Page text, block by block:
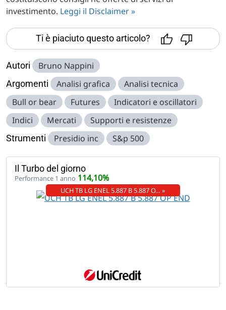
investimento. Leggi il Disclaimer »
Ti è piaciuto questo articolo?
Autori Bruno Nappini
Argomenti Analisi grafica
Analisi tecnica
Bull or bear
Futures
Indicatori e oscillatori
Indici
Mercati Supporti e resistenze
Strumenti Presidio inc S&p 500
Il Turbo del giorno
Performance 1 anno 114,10%
UCH TB LG ENEL 5.887 B 5.887 O… »